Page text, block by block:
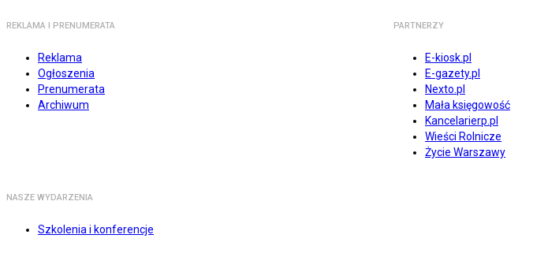
REKLAMA I PRENUMERATA
Reklama
Ogłoszenia
Prenumerata
Archiwum
PARTNERZY
E-kiosk.pl
E-gazety.pl
Nexto.pl
Mała księgowość
Kancelarierp.pl
Wieści Rolnicze
Życie Warszawy
NASZE WYDARZENIA
Szkolenia i konferencje